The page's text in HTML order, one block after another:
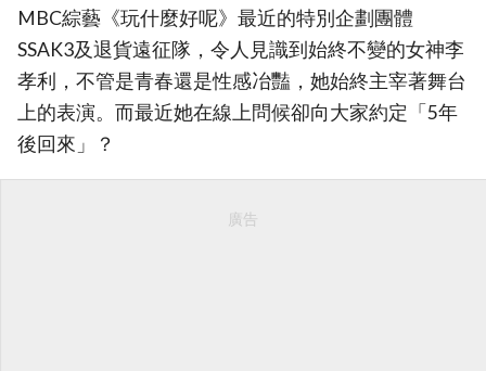
MBC綜藝《玩什麼好呢》最近的特別企劃團體
SSAK3及退貨遠征隊，令人見識到始終不變的女神李
孝利，不管是青春還是性感冶豔，她始終主宰著舞台
上的表演。而最近她在線上問候卻向大家約定「5年
後回來」？
廣告